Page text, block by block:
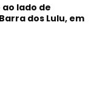
lado de
dos Lulu, em